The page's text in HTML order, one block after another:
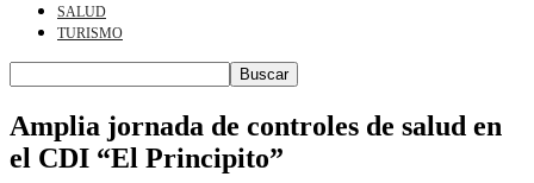
SALUD
TURISMO
Amplia jornada de controles de salud en
el CDI “El Principito”